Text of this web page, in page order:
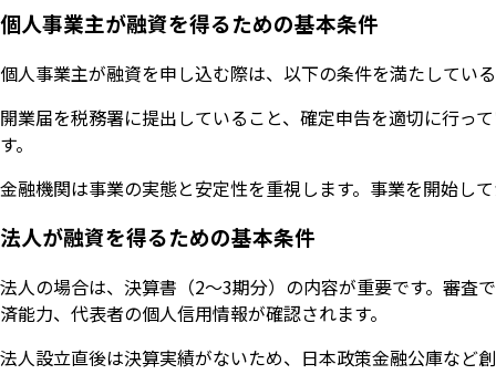
個人事業主が融資を得るための基本条件
個人事業主が融資を申し込む際は、以下の条件を満たしてい
開業届を税務署に提出していること、確定申告を適切に行っ
す。
金融機関は事業の実態と安定性を重視します。事業を開始し
法人が融資を得るための基本条件
法人の場合は、決算書（2〜3期分）の内容が重要です。審査
済能力、代表者の個人信用情報が確認されます。
法人設立直後は決算実績がないため、日本政策金融公庫など